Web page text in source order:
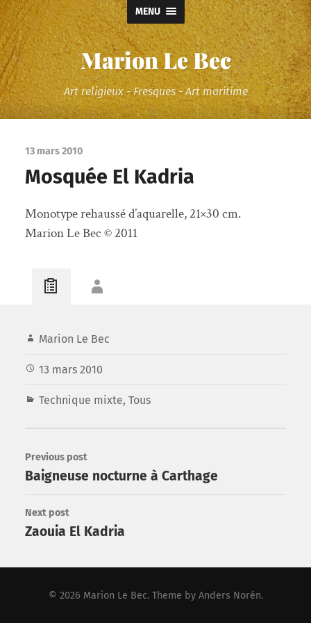
MENU
Marion Le Bec
Art religieux - Fresques - Art maritime
13 mars 2010
Mosquée El Kadria
Monotype rehaussé d’aquarelle, 21×30 cm.
Marion Le Bec © 2011
Marion Le Bec
13 mars 2010
Technique mixte, Tous
Previous post
Baigneuse nocturne à Carthage
Next post
Zaouia El Kadria
© 2026 Marion Le Bec. Theme by Anders Norén.